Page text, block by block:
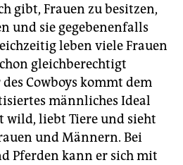
gibt, Frauen zu besitzen,
und sie gegebenenfalls
leben viele Frauen
gleichberechtigt
Cowboys kommt dem
männliches Ideal
wild, liebt Tiere und sieht
und Männern. Bei
Pferden kann er sich mit